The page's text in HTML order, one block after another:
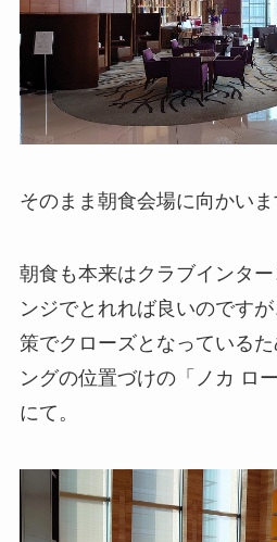
そのまま朝食会場に向かいま
朝食も本来はクラブインタ
ンジでとれれば良いのです
策でクローズとなっている
ングの位置づけの「ノカ ロ
にて。